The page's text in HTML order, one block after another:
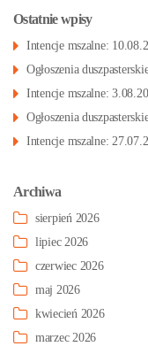
Ostatnie wpisy
Intencje mszalne:
Ogłoszenia
Intencje mszalne:
Ogłoszenia
Intencje mszalne:
Archiwa
sierpień 2026
lipiec 2026
czerwiec 2026
maj 2026
kwiecień 2026
marzec 2026